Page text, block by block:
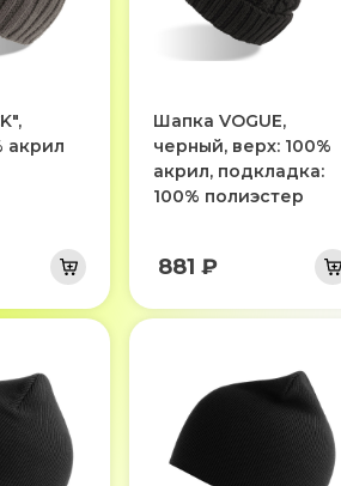
акрил
Шапка VOGUE,
черный, верх: 100%
акрил, подкладка:
100% полиэстер
881 ₽